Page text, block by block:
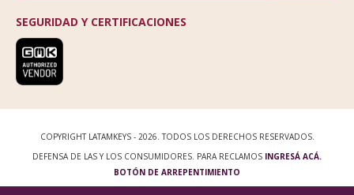
SEGURIDAD Y CERTIFICACIONES
COPYRIGHT LATAMKEYS - 2026. TODOS LOS DERECHOS RESERVADOS.
DEFENSA DE LAS Y LOS CONSUMIDORES. PARA RECLAMOS INGRESÁ ACÁ.
BOTÓN DE ARREPENTIMIENTO